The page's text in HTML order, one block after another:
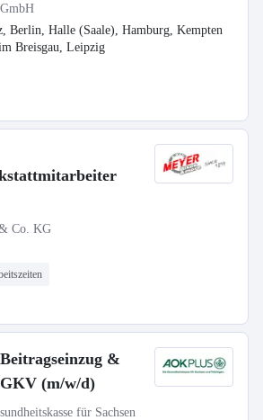
Berlin, Halle (Saale), Hamburg, Kempten
Breisgau, Leipzig
Co. KG
&
(m/w/d)
für Sachsen